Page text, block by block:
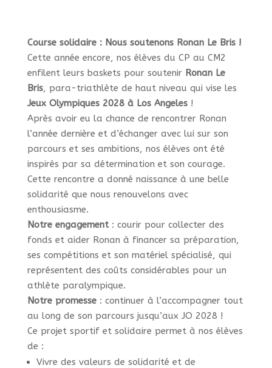
Course solidaire : Nous soutenons Ronan Le Bris !
Cette année encore, nos élèves du CP au CM2
enfilent leurs baskets pour soutenir Ronan Le
Bris, para-triathlète de haut niveau qui vise les
Jeux Olympiques 2028 à Los Angeles!
Après avoir eu la chance de rencontrer Ronan
l’année dernière et d’échanger avec lui sur son
parcours et ses ambitions, nos élèves ont été
inspirés par sa détermination et son courage.
Cette rencontre a donné naissance à une belle
solidarité que nous renouvelons avec
enthousiasme.
Notre engagement: courir pour collecter des
fonds et aider Ronan à financer sa préparation,
ses compétitions et son matériel spécialisé, qui
représentent des coûts considérables pour un
athlète paralympique.
Notre promesse: continuer à l’accompagner tout
au long de son parcours jusqu’aux JO 2028 !
Ce projet sportif et solidaire permet à nos élèves
de :
Vivre des valeurs de solidarité et de